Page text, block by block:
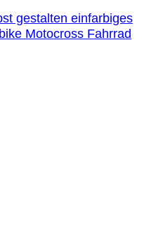
gestalten einfarbiges
Motocross Fahrrad